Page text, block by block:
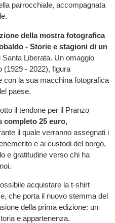
parrocchiale, accompagnata
della mostra fotografica
- Storie e stagioni di un
Liberata. Un omaggio
(1929 - 2022), figura
con la sua macchina fotografica
paese.
il tendone per il Pranzo
completo 25 euro,
il quale verranno assegnati i
e ai custodi del borgo,
e gratitudine verso chi ha
acquistare la t-shirt
che porta il nuovo stemma del
della prima edizione: un
e appartenenza.